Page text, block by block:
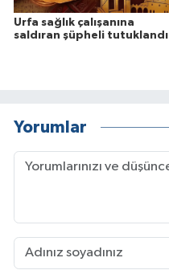
Urfa sağlık çalışanına
saldıran şüpheli tutuklandı
Yorumlar